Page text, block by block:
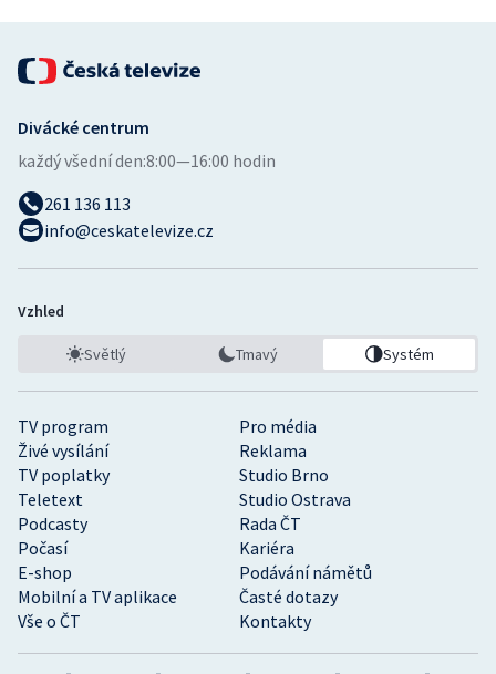
TV program
Pro média
Živé vysílání
Reklama
TV poplatky
Studio Brno
Teletext
Studio Ostrava
Podcasty
Rada ČT
Počasí
Kariéra
E-shop
Podávání námětů
Mobilní a TV aplikace
Časté dotazy
Vše o ČT
Kontakty
Divácké centrum
každý všední den:8:00—16:00 hodin
261 136 113
info@ceskatelevize.cz
Vzhled
Světlý Tmavý Systém